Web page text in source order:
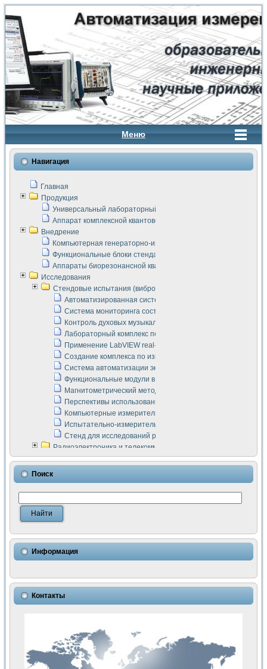
Меню
Навигация
Главная
Продукция
Универсальный лабораторный стенд "Сигнал-USB"
Аппарат комплексной квантовой терапии Интроскан
Внедрение
Компьютерная генераторно-измерительная система
Функциональные блоки стенда "Сигнал-USB"
Аппараты биорезонансной квантовой терапии серии СКАН
Исследования
Стендовые испытания (виброакустика, тензометрия и т.п.)
Автоматизированная система измерения параметров
Система мониторинга состояния тяговых
Контроль духовых музыкальных инструментов
Лабораторный комплекс по исследованию элементной
Применение LabVIEW real-time module для
Создание комплекса по измерению скорости подвижного
Система автоматизации экспериментальных
Функциональные модули в стандарте Nl SCXI для
Магнитометрический метод в дефектоскопии сварных
Перспективы использования машинного зрения в
Компьютерные измерительные системы для
Испытательно-измерительный комплекс аппаратуры для
Стенд для исследований рабочих процессов ДВС в
Радиоэлектроника и телекоммуникации
LabVIEW в расчетах радиолиний систем передачи данных
Аппаратно-программный комплекс для исследования
Виртуальный лабораторный стенд для исследования
Измерение шумовых параметров операционных
Измерительный преобразователь на основе цифровой
Использование NI LabVIEW для математического
Исследовние возможности создания измерителя ВАХ
Математическое моделирование генератора сигналов -
Применение осциллографического модуля с высоким
Симуляция отклика импульсного радиолокационного
Автоматизация формирования уравнений состояния для
Разработка автоматизированного стенда для измерения
Применение среды LabVIEW для построения картины
Портативная система для определения показателей
Использование LabVIEW для управления источником
Поиск
Информация
Контакты